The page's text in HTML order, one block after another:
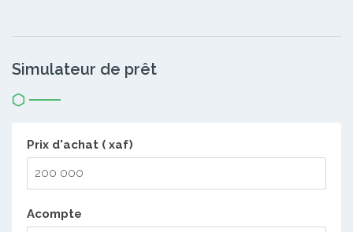
Simulateur de prêt
Prix d'achat ( xaf)
Acompte